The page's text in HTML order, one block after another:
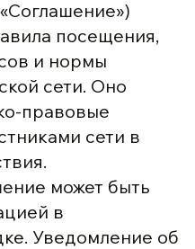
посещения,
и нормы
сети. Оно
правовые
сети в
может быть
в
Уведомление об